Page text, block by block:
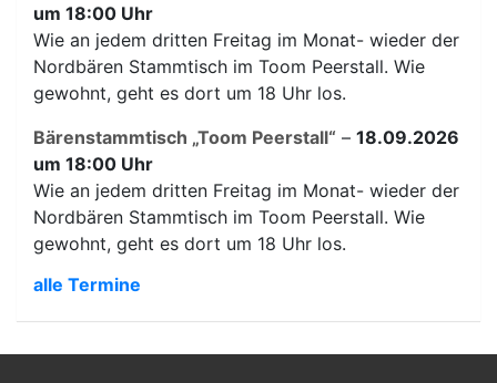
um 18:00 Uhr
Wie an jedem dritten Freitag im Monat- wieder der
Nordbären Stammtisch im Toom Peerstall. Wie
gewohnt, geht es dort um 18 Uhr los.
Bärenstammtisch „Toom Peerstall“ – 18.09.2026
um 18:00 Uhr
Wie an jedem dritten Freitag im Monat- wieder der
Nordbären Stammtisch im Toom Peerstall. Wie
gewohnt, geht es dort um 18 Uhr los.
alle Termine